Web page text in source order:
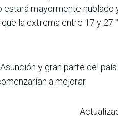
mayormente
la extrema entre 17 y 27
y gran parte del
a mejorar.